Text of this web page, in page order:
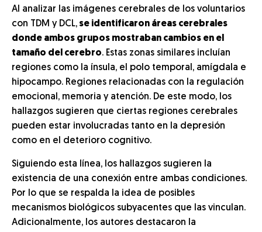
Al analizar las imágenes cerebrales de los voluntarios
con TDM y DCL, se identificaron áreas cerebrales
donde ambos grupos mostraban cambios en el
tamaño del cerebro. Estas zonas similares incluían
regiones como la ínsula, el polo temporal, amígdala e
hipocampo. Regiones relacionadas con la regulación
emocional, memoria y atención. De este modo, los
hallazgos sugieren que ciertas regiones cerebrales
pueden estar involucradas tanto en la depresión
como en el deterioro cognitivo.
Siguiendo esta línea, los hallazgos sugieren la
existencia de una conexión entre ambas condiciones.
Por lo que se respalda la idea de posibles
mecanismos biológicos subyacentes que las vinculan.
Adicionalmente, los autores destacaron la